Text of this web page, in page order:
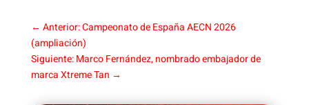
← Anterior: Campeonato de España AECN 2026
(ampliación)
Siguiente: Marco Fernández, nombrado embajador de
marca Xtreme Tan →